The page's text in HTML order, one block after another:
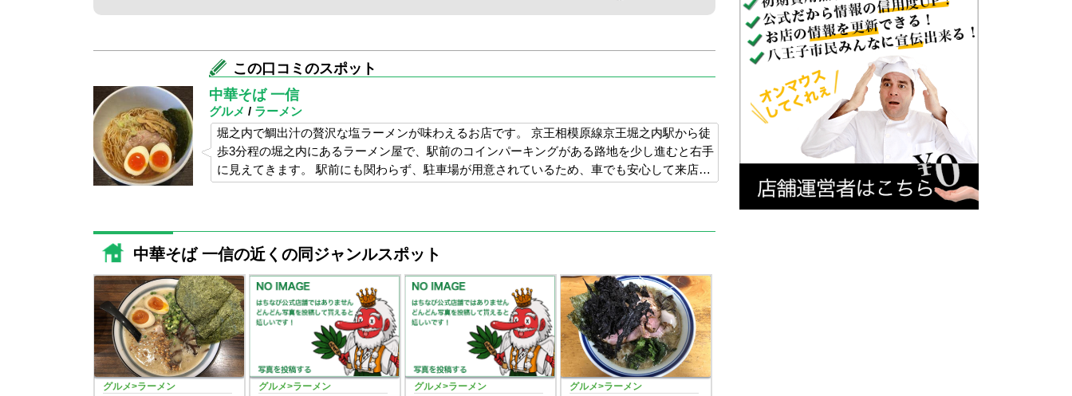
さてお茶漬けの方は。
さらさらっとすぐにいけちゃいます。
あっという間にラーメン、お茶漬けを完食！
また来ます！
この口コミのスポット
中華そば 一信
グルメ / ラーメン
堀之内で鯛出汁の贅沢な塩ラーメンが味わえるお店です。 京王相模原線京王堀之内駅から徒
歩3分程の堀之内にあるラーメン屋で、駅前のコインパーキングがある路地を少し進むと右手
に見えてきます。 駅前にも関わらず、駐車場が用意されているため、車でも安心して来店…
中華そば 一信の近くの同ジャンルスポット
グルメ>ラーメン グルメ>ラーメン グルメ>ラーメン グルメ>ラーメン